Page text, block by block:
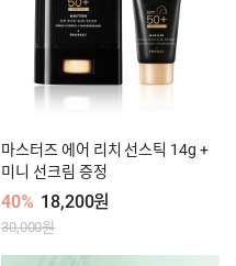
마스터즈 에어 리치 선스틱 14g +
미니 선크림 증정
40% 18,200원
30,000원